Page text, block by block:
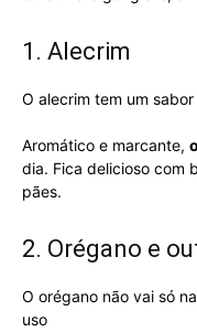
1. Alecrim
O alecrim tem um
Aromático e marcante,
dia. Fica delicioso com
pães.
2. Orégano e
O orégano não vai só
uso